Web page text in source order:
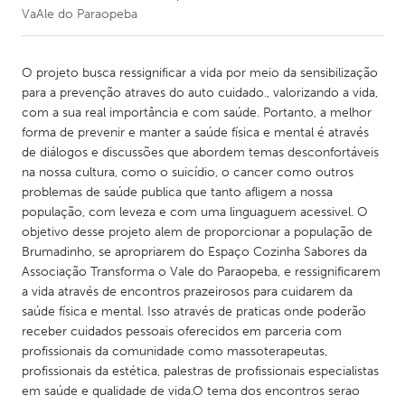
CANADA
Amherstburg
Kingston
Kitchener-Waterloo
New Glasgow
Newmarket
Ottawa
South Shore
Toronto
MALAYSIA
Kuala Lumpur
NETHERLANDS
Leiden
Rotterdam
Utrecht
VaAle do Paraopeba
O projeto busca ressignificar a vida por meio da sensibilização
para a prevenção atraves do auto cuidado., valorizando a vida,
com a sua real importância e com saúde. Portanto, a melhor
forma de prevenir e manter a saúde física e mental é através
de diálogos e discussões que abordem temas desconfortáveis
na nossa cultura, como o suicídio, o cancer como outros
problemas de saúde publica que tanto afligem a nossa
população, com leveza e com uma linguaguem acessivel. O
objetivo desse projeto alem de proporcionar a população de
Brumadinho, se apropriarem do Espaço Cozinha Sabores da
Associação Transforma o Vale do Paraopeba, e ressignificarem
a vida através de encontros prazeirosos para cuidarem da
saúde física e mental. Isso através de praticas onde poderão
receber cuidados pessoais oferecidos em parceria com
profissionais da comunidade como massoterapeutas,
profissionais da estética, palestras de profissionais especialistas
em saúde e qualidade de vida.O tema dos encontros serao